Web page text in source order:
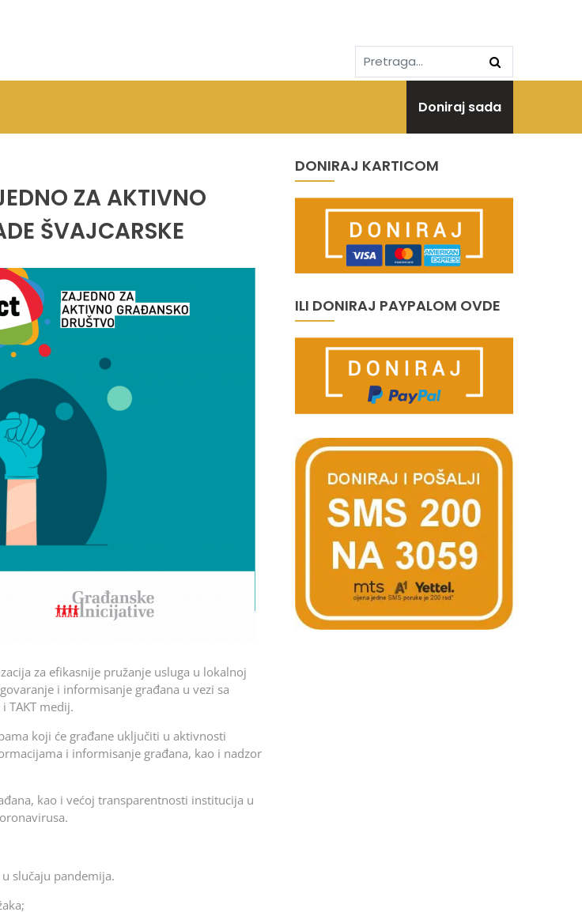
Doniraj sada
ZA AKTIVNO
ŠVAJCARSKE
za efikasnije pružanje usluga u lokalnoj
i informisanje građana u vezi sa
TAKT medij.
koji će građane uključiti u aktivnosti
i informisanje građana, kao i nadzor
kao i većoj transparentnosti institucija u
slučaju pandemija.
DONIRAJ KARTICOM
ILI DONIRAJ PAYPALOM OVDE